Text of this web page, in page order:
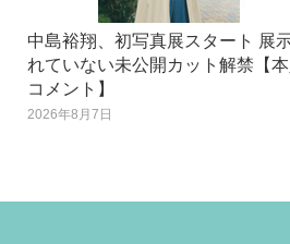
中島裕翔、初写真展スタート 展
れていない未公開カット解禁【
コメント】
2026年8月7日